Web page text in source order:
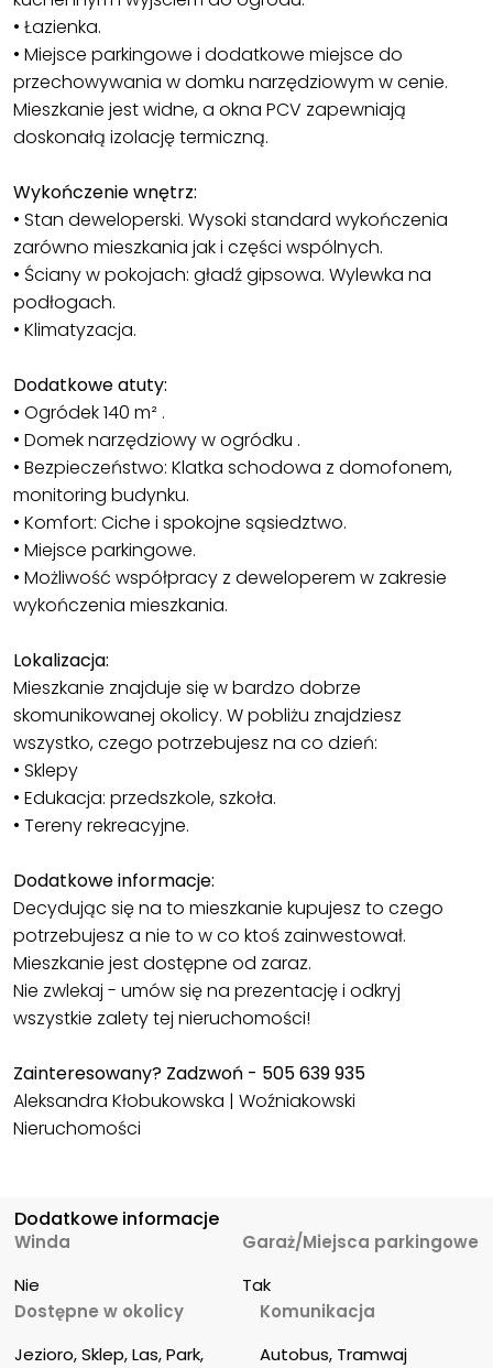
• Łazienka.
• Miejsce parkingowe i dodatkowe miejsce do
przechowywania w domku narzędziowym w cenie.
Mieszkanie jest widne, a okna PCV zapewniają
doskonałą izolację termiczną.
Wykończenie wnętrz:
• Stan deweloperski. Wysoki standard wykończenia
zarówno mieszkania jak i części wspólnych.
• Ściany w pokojach: gładź gipsowa. Wylewka na
podłogach.
• Klimatyzacja.
Dodatkowe atuty:
• Ogródek 140 m² .
• Domek narzędziowy w ogródku .
• Bezpieczeństwo: Klatka schodowa z domofonem,
monitoring budynku.
• Komfort: Ciche i spokojne sąsiedztwo.
• Miejsce parkingowe.
• Możliwość współpracy z deweloperem w zakresie
wykończenia mieszkania.
Lokalizacja:
Mieszkanie znajduje się w bardzo dobrze
skomunikowanej okolicy. W pobliżu znajdziesz
wszystko, czego potrzebujesz na co dzień:
• Sklepy
• Edukacja: przedszkole, szkoła.
• Tereny rekreacyjne.
Dodatkowe informacje:
Decydując się na to mieszkanie kupujesz to czego
potrzebujesz a nie to w co ktoś zainwestował.
Mieszkanie jest dostępne od zaraz.
Nie zwlekaj - umów się na prezentację i odkryj
wszystkie zalety tej nieruchomości!
Zainteresowany? Zadzwoń - 505 639 935
Aleksandra Kłobukowska | Woźniakowski
Nieruchomości
Dodatkowe informacje
Winda
Nie
Garaż/Miejsca parkingowe
Tak
Dostępne w okolicy
Jezioro, Sklep, Las, Park,
Komunikacja
Autobus, Tramwaj